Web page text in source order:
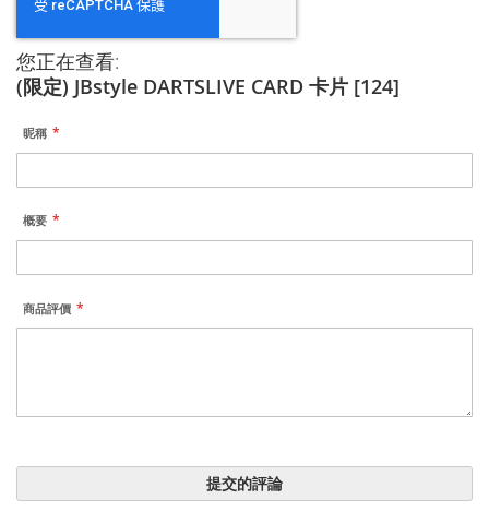
您正在查看:
(限定) JBstyle DARTSLIVE CARD 卡片 [124]
昵稱
概要
商品評價
提交的評論